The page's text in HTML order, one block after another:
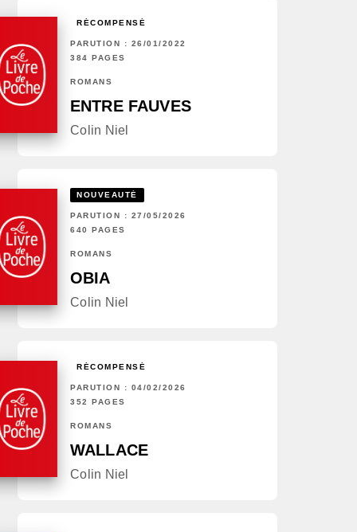
RÉCOMPENSÉ
PARUTION : 26/01/2022
384 PAGES
ROMANS
ENTRE FAUVES
Colin Niel
NOUVEAUTÉ
PARUTION : 27/05/2026
640 PAGES
ROMANS
OBIA
Colin Niel
RÉCOMPENSÉ
PARUTION : 04/02/2026
352 PAGES
ROMANS
WALLACE
Colin Niel